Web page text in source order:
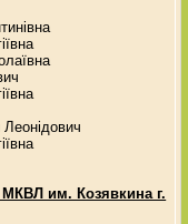
им. Козявкина г.